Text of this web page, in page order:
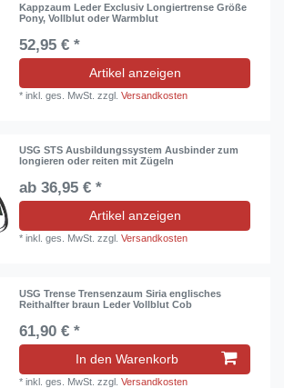
Kappzaum Leder Exclusiv Longiertrense Größe
Pony, Vollblut oder Warmblut
52,95 € *
Artikel anzeigen
*inkl. ges. MwSt. zzgl.Versandkosten
USG STS Ausbildungssystem Ausbinder zum
longieren oder reiten mit Zügeln
ab 36,95 € *
Artikel anzeigen
*inkl. ges. MwSt. zzgl.Versandkosten
USG Trense Trensenzaum Siria englisches
Reithalfter braun Leder Vollblut Cob
61,90 € *
In den Warenkorb
*inkl. ges. MwSt. zzgl.Versandkosten